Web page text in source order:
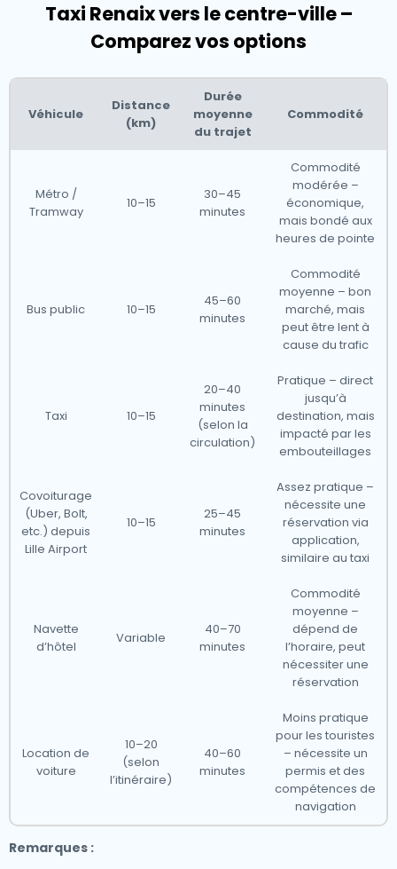
Taxi Renaix vers le centre-ville –
Comparez vos options
Véhicule
Distance
(km)
Durée
moyenne
du trajet
Commodité
Métro /
Tramway
10–15
30–45
minutes
Commodité
modérée –
économique,
mais bondé aux
heures de pointe
Bus public 10–15
45–60
minutes
Commodité
moyenne – bon
marché, mais
peut être lent à
cause du trafic
Taxi 10–15
20–40
minutes
(selon la
circulation)
Pratique – direct
jusqu’à
destination, mais
impacté par les
embouteillages
Covoiturage
(Uber, Bolt,
etc.) depuis
Lille Airport
10–15
25–45
minutes
Assez pratique –
nécessite une
réservation via
application,
similaire au taxi
Navette
d’hôtel
Variable
40–70
minutes
Commodité
moyenne –
dépend de
l’horaire, peut
nécessiter une
réservation
Location de
voiture
10–20
(selon
l’itinéraire)
40–60
minutes
Moins pratique
pour les touristes
– nécessite un
permis et des
compétences de
navigation
Remarques :